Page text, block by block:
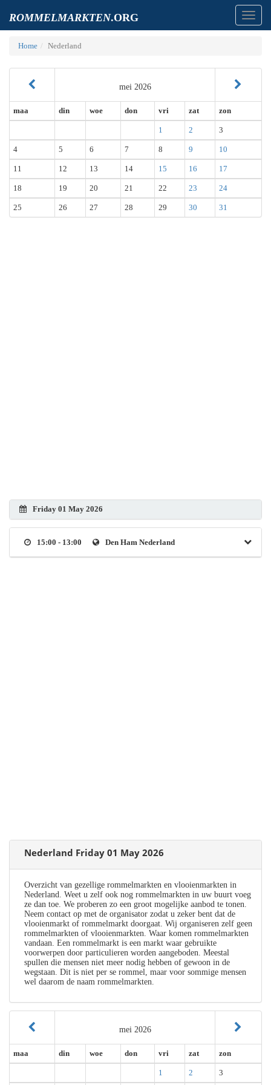
ROMMELMARKTEN.ORG
Home Nederland
mei 2026
maa din woe don vri zat zon
1 2 3
4 5 6 7 8 9 10
11 12 13 14 15 16 17
18 19 20 21 22 23 24
25 26 27 28 29 30 31
Friday 01 May 2026
15:00 - 13:00 Den Ham Nederland
Nederland Friday 01 May 2026
Overzicht van gezellige rommelmarkten en vlooienmarkten in
Nederland. Weet u zelf ook nog rommelmarkten in uw buurt voeg
ze dan toe. We proberen zo een groot mogelijke aanbod te tonen.
Neem contact op met de organisator zodat u zeker bent dat de
vlooienmarkt of rommelmarkt doorgaat. Wij organiseren zelf geen
rommelmarkten of vlooienmarkten. Waar komen rommelmarkten
vandaan. Een rommelmarkt is een markt waar gebruikte
voorwerpen door particulieren worden aangeboden. Meestal
spullen die mensen niet meer nodig hebben of gewoon in de
wegstaan. Dit is niet per se rommel, maar voor sommige mensen
wel daarom de naam rommelmarkten.
mei 2026
maa din woe don vri zat zon
1 2 3